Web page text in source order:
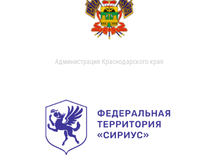
Администрация Краснодарского края